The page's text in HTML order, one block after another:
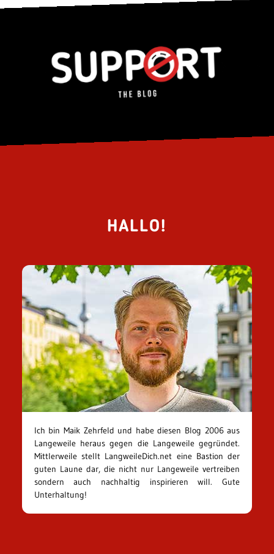
HALLO!
Ich bin Maik Zehrfeld und habe diesen Blog 2006 aus
Langeweile heraus gegen die Langeweile gegründet.
Mittlerweile stellt LangweileDich.net eine Bastion der
guten Laune dar, die nicht nur Langeweile vertreiben
sondern auch nachhaltig inspirieren will. Gute
Unterhaltung!